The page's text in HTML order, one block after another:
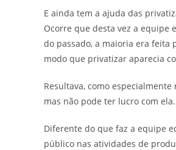
E ainda tem a ajuda das
Ocorre que desta vez a equipe
do passado, a maioria era feita
modo que privatizar aparecia
Resultava, como
mas não pode ter lucro com
Diferente do que faz a equipe
público nas atividades de